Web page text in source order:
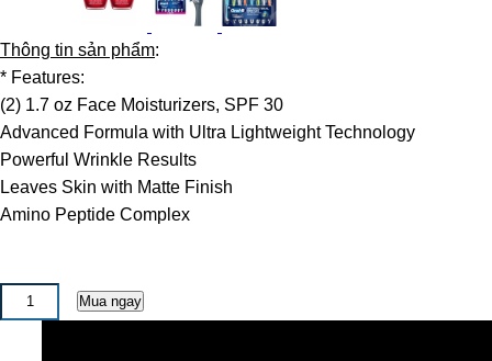
Thông tin sản phẩm:
* Features:
(2) 1.7 oz Face Moisturizers, SPF 30
Advanced Formula with Ultra Lightweight Technology
Powerful Wrinkle Results
Leaves Skin with Matte Finish
Amino Peptide Complex